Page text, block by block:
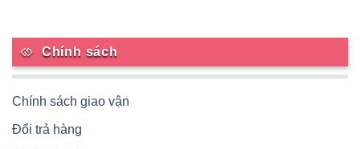
Chính sách
Chính sách giao vận
Đổi trả hàng